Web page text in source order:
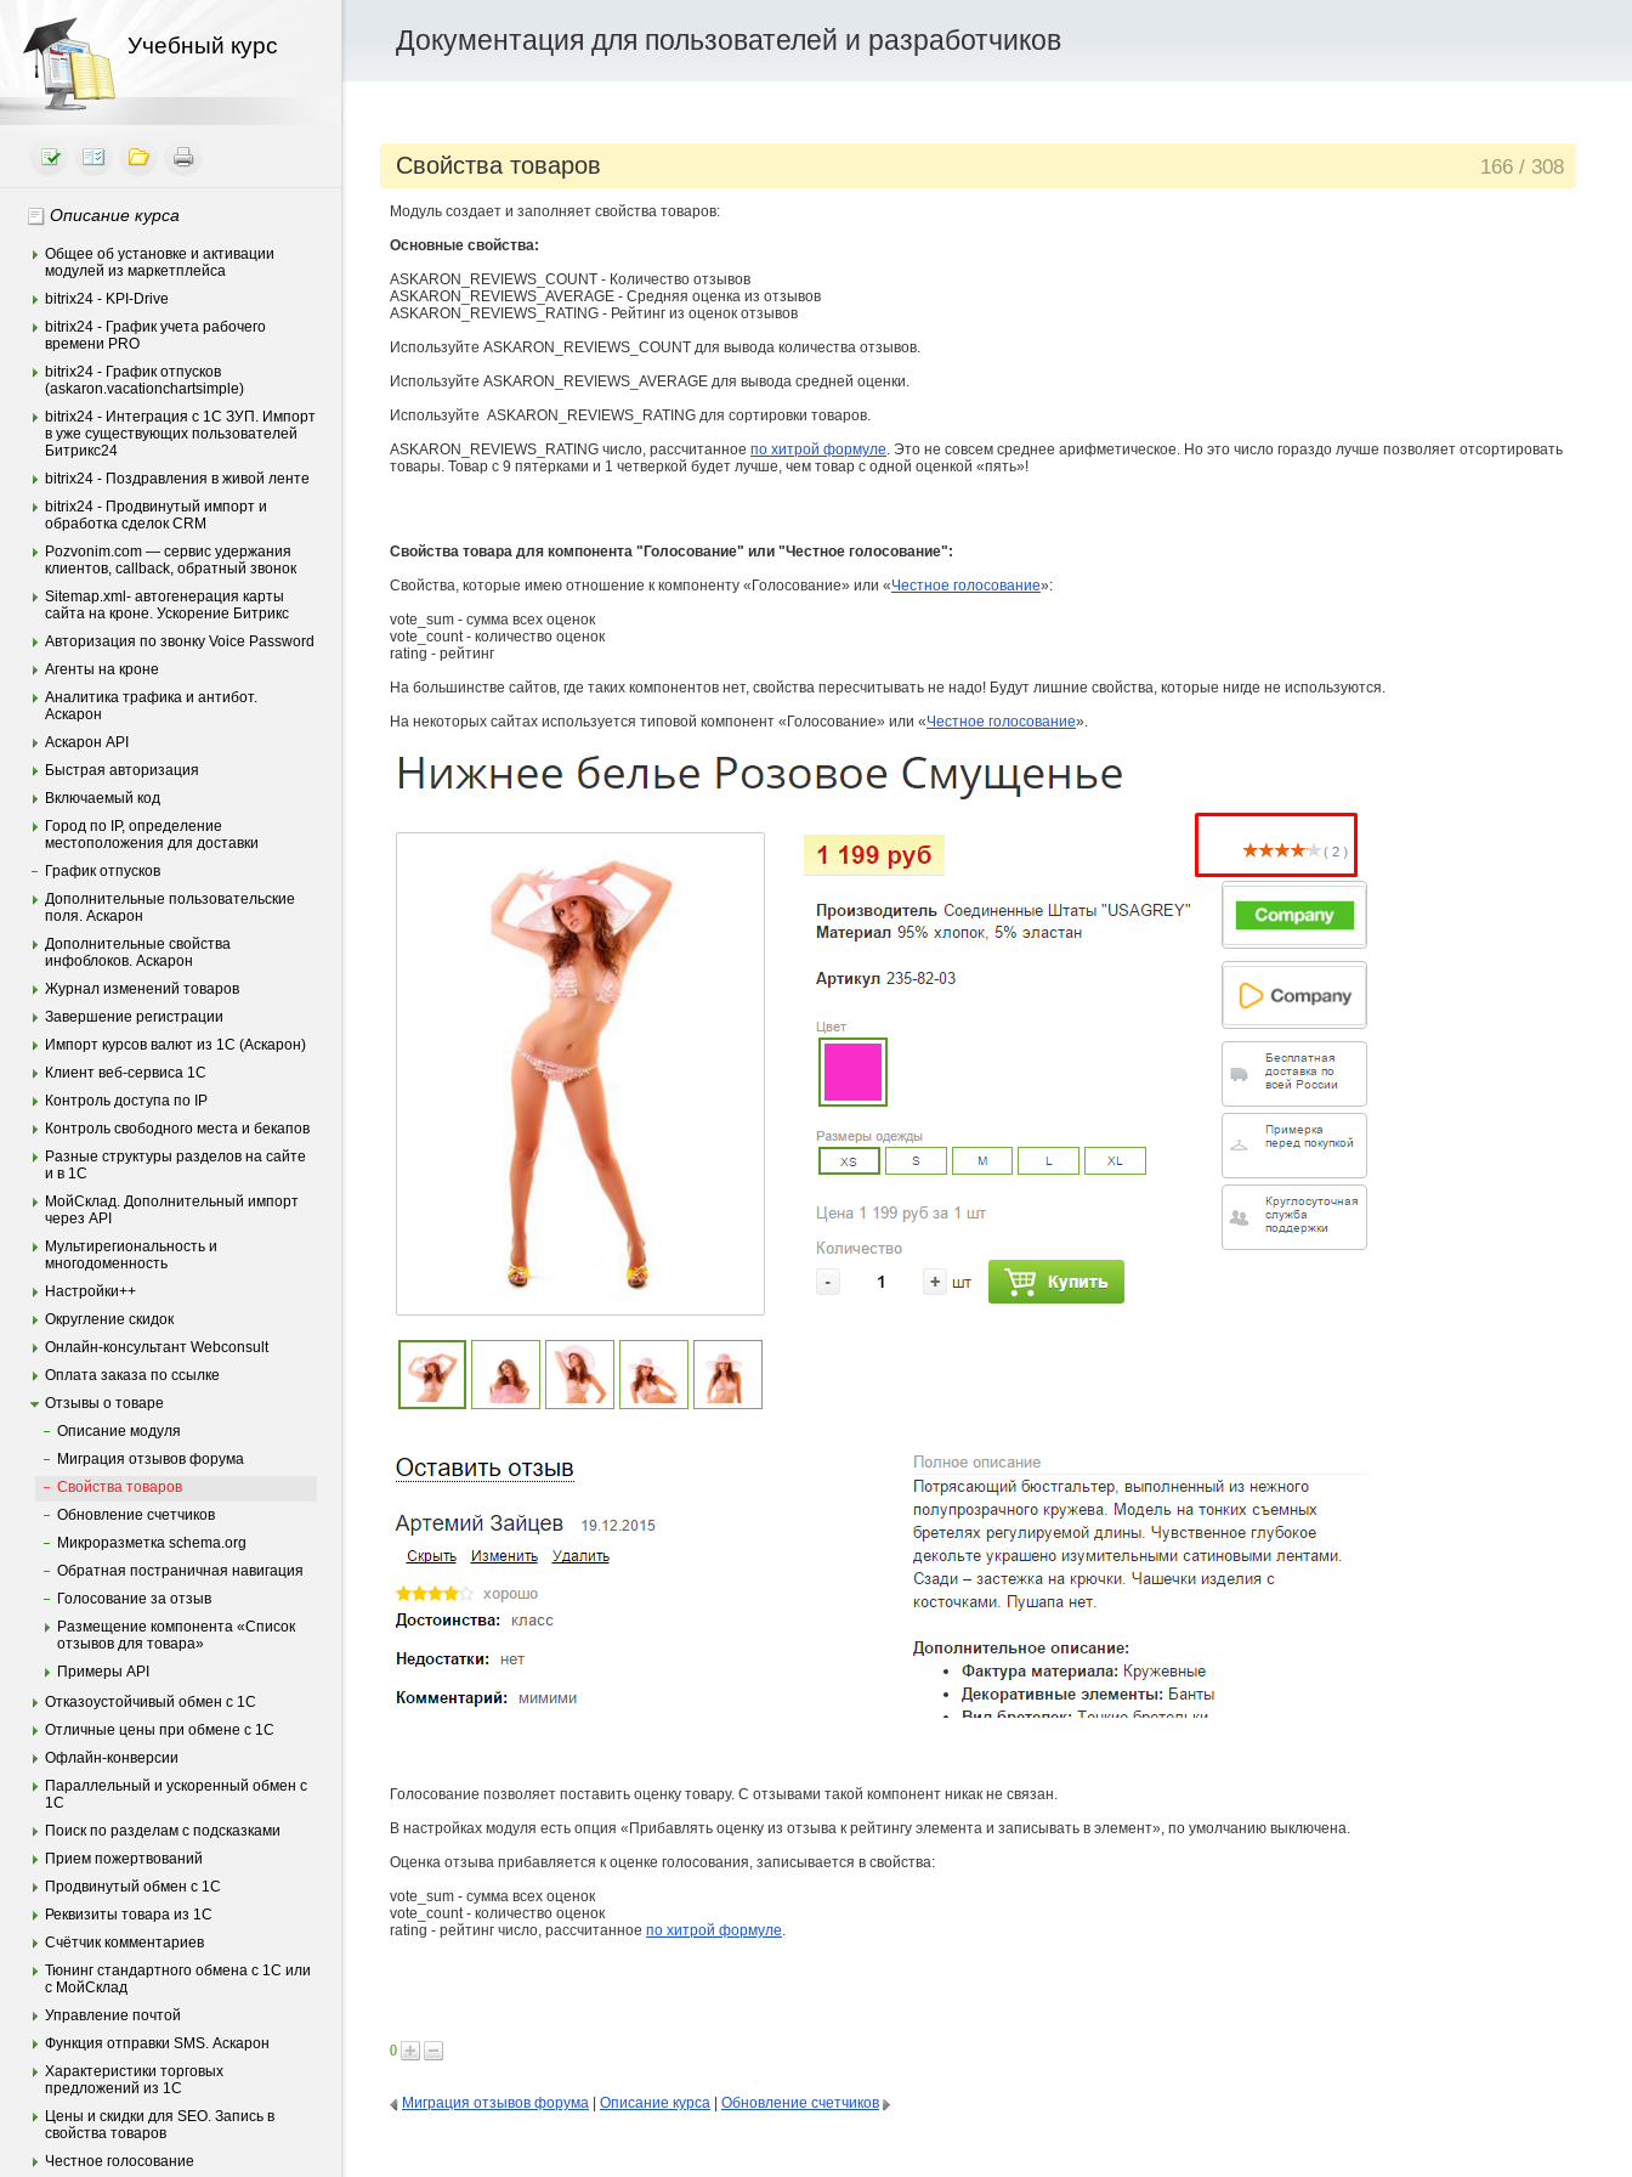
Учебный курс Документация для пользователей и разработчиков
Свойства товаров 166 / 308
Описание курса
Общее об установке и активации
модулей из маркетплейса
bitrix24 - KPI-Drive
bitrix24 - График учета рабочего
времени PRO
bitrix24 - График отпусков
(askaron.vacationchartsimple)
bitrix24 - Интеграция c 1С ЗУП. Импорт
в уже существующих пользователей
Битрикс24
bitrix24 - Поздравления в живой ленте
bitrix24 - Продвинутый импорт и
обработка сделок CRM
Pozvonim.com — сервис удержания
клиентов, callback, обратный звонок
Sitemap.xml- автогенерация карты
сайта на кроне. Ускорение Битрикс
Авторизация по звонку Voice Password
Агенты на кроне
Аналитика трафика и антибот.
Аскарон
Аскарон API
Быстрая авторизация
Включаемый код
Город по IP, определение
местоположения для доставки
График отпусков
Дополнительные пользовательские
поля. Аскарон
Дополнительные свойства
инфоблоков. Аскарон
Журнал изменений товаров
Завершение регистрации
Импорт курсов валют из 1С (Аскарон)
Клиент веб-сервиса 1С
Контроль доступа по IP
Контроль свободного места и бекапов
Разные структуры разделов на сайте
и в 1С
МойСклад. Дополнительный импорт
через API
Мультирегиональность и
многодоменность
Настройки++
Округление скидок
Онлайн-консультант Webconsult
Оплата заказа по ссылке
Отзывы о товаре
Опиcание модуля
Миграция отзывов форума
Свойства товаров
Обновление счетчиков
Микроразметка schema.org
Обратная постраничная навигация
Голосование за отзыв
Размещение компонента «Список
отзывов для товара»
Примеры API
Отказоустойчивый обмен с 1С
Отличные цены при обмене с 1С
Офлайн-конверсии
Параллельный и ускоренный обмен с
1С
Поиск по разделам с подсказками
Прием пожертвований
Продвинутый обмен с 1С
Реквизиты товара из 1С
Счётчик комментариев
Тюнинг стандартного обмена с 1С или
с МойСклад
Управление почтой
Функция отправки SMS. Аскарон
Характеристики торговых
предложений из 1С
Цены и скидки для SEO. Запись в
свойства товаров
Честное голосование
Модуль создает и заполняет свойства товаров:
Основные свойства:
ASKARON_REVIEWS_COUNT - Количество отзывов
ASKARON_REVIEWS_AVERAGE - Средняя оценка из отзывов
ASKARON_REVIEWS_RATING - Рейтинг из оценок отзывов
Используйте ASKARON_REVIEWS_COUNT для вывода количества отзывов.
Используйте ASKARON_REVIEWS_AVERAGE для вывода средней оценки.
Используйте ASKARON_REVIEWS_RATING для сортировки товаров.
ASKARON_REVIEWS_RATING число, рассчитанное по хитрой формуле. Это не совсем среднее арифметическое. Но это число гораздо лучше позволяет отсортировать
товары. Товар с 9 пятерками и 1 четверкой будет лучше, чем товар с одной оценкой «пять»!
Свойства товара для компонента "Голосование" или "Честное голосование":
Свойства, которые имею отношение к компоненту «Голосование» или «Честное голосование»:
vote_sum - сумма всех оценок
vote_count - количество оценок
rating - рейтинг
На большинстве сайтов, где таких компонентов нет, свойства пересчитывать не надо! Будут лишние свойства, которые нигде не используются.
На некоторых сайтах используется типовой компонент «Голосование» или «Честное голосование».
Голосование позволяет поставить оценку товару. С отзывами такой компонент никак не связан.
В настройках модуля есть опция «Прибавлять оценку из отзыва к рейтингу элемента и записывать в элемент», по умолчанию выключена.
Оценка отзыва прибавляется к оценке голосования, записывается в свойства:
vote_sum - сумма всех оценок
vote_count - количество оценок
rating - рейтинг число, рассчитанное по хитрой формуле.
0
Миграция отзывов форума Описание курса Обновление счетчиков